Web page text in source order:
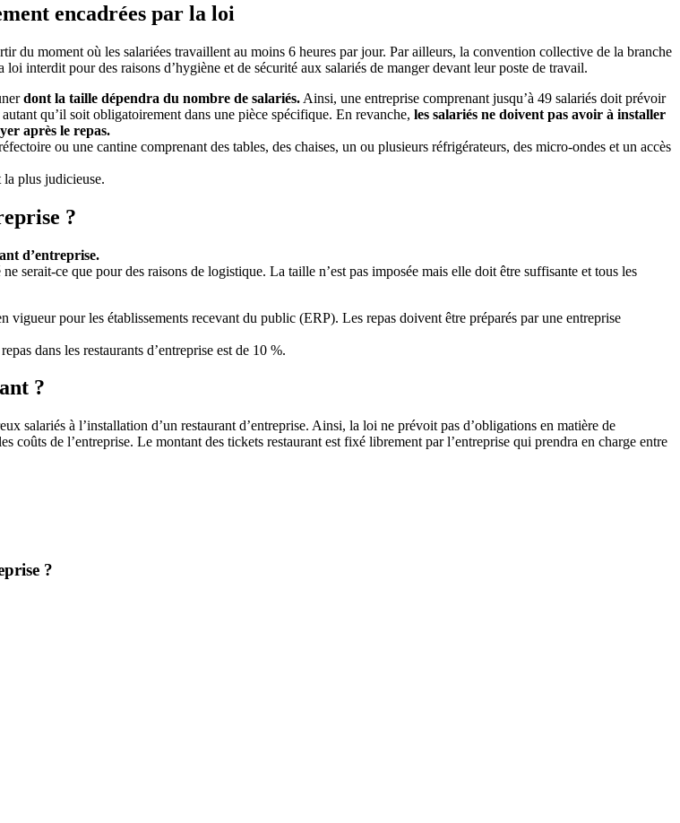
encadrées par la loi
du moment où les salariées travaillent au moins 6 heures par jour. Par ailleurs, la convention collective de la branche
interdit pour des raisons d’hygiène et de sécurité aux salariés de manger devant leur poste de travail.
dont la taille dépendra du nombre de salariés. Ainsi, une entreprise comprenant jusqu’à 49 salariés doit prévoir
qu’il soit obligatoirement dans une pièce spécifique. En revanche, les salariés ne doivent pas avoir à installer
après le repas.
ou une cantine comprenant des tables, des chaises, un ou plusieurs réfrigérateurs, des micro-ondes et un accès
la plus judicieuse.
?
d’entreprise.
serait-ce que pour des raisons de logistique. La taille n’est pas imposée mais elle doit être suffisante et tous les
pour les établissements recevant du public (ERP). Les repas doivent être préparés par une entreprise
dans les restaurants d’entreprise est de 10 %.
?
salariés à l’installation d’un restaurant d’entreprise. Ainsi, la loi ne prévoit pas d’obligations en matière de
de l’entreprise. Le montant des tickets restaurant est fixé librement par l’entreprise qui prendra en charge entre
?